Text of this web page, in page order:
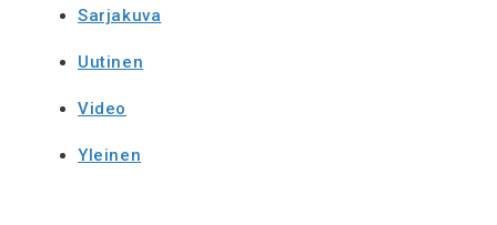
Sarjakuva
Uutinen
Video
Yleinen